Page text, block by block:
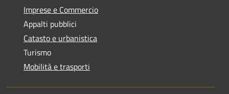
Imprese e Commercio
Appalti pubblici
Catasto e urbanistica
Turismo
Mobilità e trasporti